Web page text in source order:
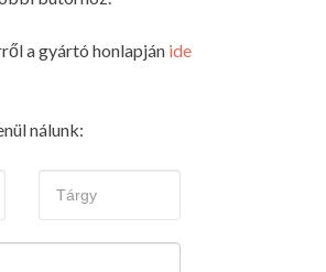
a gyártó honlapján ide
nálunk: